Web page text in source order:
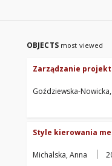
OBJECTS most viewed
Zarządzanie
Goździewska-
Style kierowania
Michalska, Anna